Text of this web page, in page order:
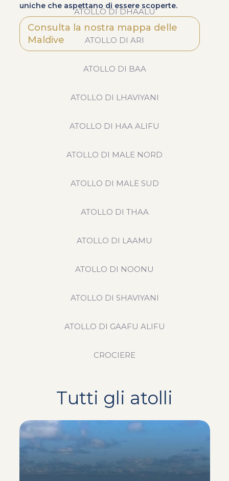
uniche che aspettano di essere scoperte.
Consulta la nostra mappa delle
Maldive
ATOLLO DI DHAALU
ATOLLO DI ARI
ATOLLO DI BAA
ATOLLO DI LHAVIYANI
ATOLLO DI HAA ALIFU
ATOLLO DI MALE NORD
ATOLLO DI MALE SUD
ATOLLO DI THAA
ATOLLO DI LAAMU
ATOLLO DI NOONU
ATOLLO DI SHAVIYANI
ATOLLO DI GAAFU ALIFU
CROCIERE
Tutti gli atolli